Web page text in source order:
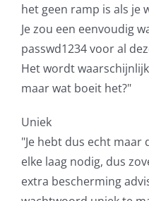
het geen ramp is als je
Je zou een eenvoudig
passwd1234 voor al
Het wordt
maar wat boeit het?"
Uniek
"Je hebt dus echt
elke laag nodig, dus
extra bescherming